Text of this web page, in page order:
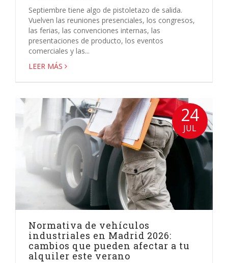
Septiembre tiene algo de pistoletazo de salida.
Vuelven las reuniones presenciales, los congresos,
las ferias, las convenciones internas, las
presentaciones de producto, los eventos
comerciales y las...
LEER MÁS
24
JUL
Normativa de vehículos
industriales en Madrid 2026:
cambios que pueden afectar a tu
alquiler este verano